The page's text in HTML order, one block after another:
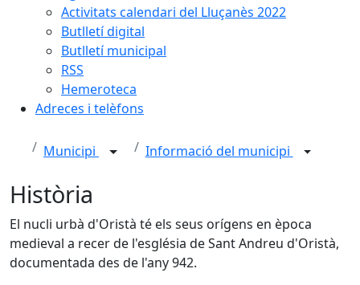
Activitats calendari del Lluçanès 2022
Butlletí digital
Butlletí municipal
RSS
Hemeroteca
Adreces i telèfons
Municipi Informació del municipi
Història
El nucli urbà d'Oristà té els seus orígens en època
medieval a recer de l'església de Sant Andreu d'Oristà,
documentada des de l'any 942.